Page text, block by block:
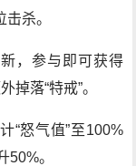
杀。
，参与即可获得
掉落“特戒”。
“怒气值”至100%
50%。